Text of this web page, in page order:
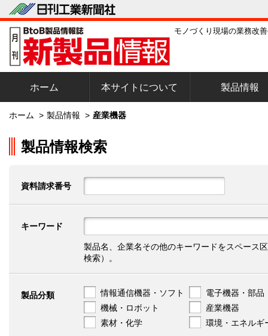
モノづくり現場の業務改
ホーム 本サイトについて 製品情報
ホーム > 製品情報 > 産業機器
製品情報検索
資料請求番号
キーワード
製品名、企業名その他のキーワードをスペース
検索）。
製品分類 情報通信機器・ソフト
電子機器・部品
機械・ロボット
産業機器
素材・化学
環境・エネルギ